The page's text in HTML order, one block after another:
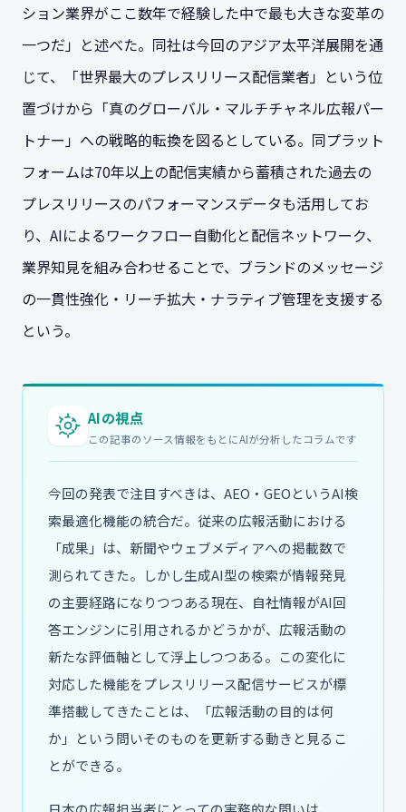
ション業界がここ数年で経験した中で最も大きな変革の
一つだ」と述べた。同社は今回のアジア太平洋展開を通
じて、「世界最大のプレスリリース配信業者」という位
置づけから「真のグローバル・マルチチャネル広報パー
トナー」への戦略的転換を図るとしている。同プラット
フォームは70年以上の配信実績から蓄積された過去の
プレスリリースのパフォーマンスデータも活用してお
り、AIによるワークフロー自動化と配信ネットワーク、
業界知見を組み合わせることで、ブランドのメッセージ
の一貫性強化・リーチ拡大・ナラティブ管理を支援する
という。
AIの視点
この記事のソース情報をもとにAIが分析したコラムです
今回の発表で注目すべきは、AEO・GEOというAI検
索最適化機能の統合だ。従来の広報活動における
「成果」は、新聞やウェブメディアへの掲載数で
測られてきた。しかし生成AI型の検索が情報発見
の主要経路になりつつある現在、自社情報がAI回
答エンジンに引用されるかどうかが、広報活動の
新たな評価軸として浮上しつつある。この変化に
対応した機能をプレスリリース配信サービスが標
準搭載してきたことは、「広報活動の目的は何
か」という問いそのものを更新する動きと見るこ
とができる。